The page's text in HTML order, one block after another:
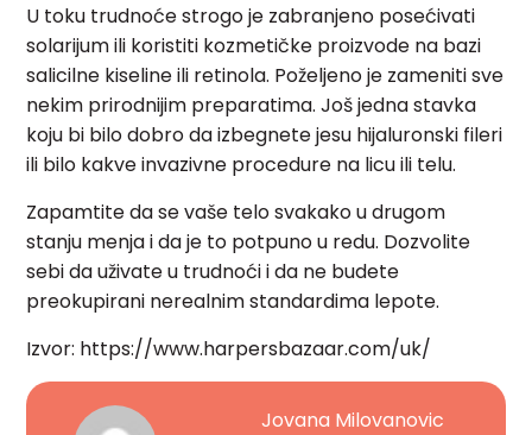
U toku trudnoće strogo je zabranjeno posećivati
solarijum ili koristiti kozmetičke proizvode na bazi
salicilne kiseline ili retinola. Poželjeno je zameniti sve
nekim prirodnijim preparatima. Još jedna stavka
koju bi bilo dobro da izbegnete jesu hijaluronski fileri
ili bilo kakve invazivne procedure na licu ili telu.
Zapamtite da se vaše telo svakako u drugom
stanju menja i da je to potpuno u redu. Dozvolite
sebi da uživate u trudnoći i da ne budete
preokupirani nerealnim standardima lepote.
Izvor: https://www.harpersbazaar.com/uk/
Jovana Milovanovic